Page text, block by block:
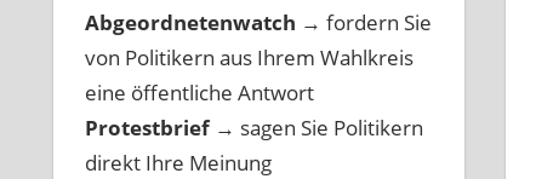
Abgeordnetenwatch → fordern Sie
von Politikern aus Ihrem Wahlkreis
eine öffentliche Antwort
Protestbrief → sagen Sie Politikern
direkt Ihre Meinung